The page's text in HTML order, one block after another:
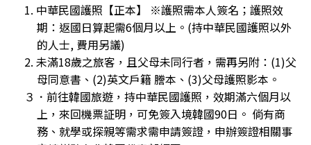
1. 中華民國護照【正本】 ※護照需本人簽名；護照效
期：返國日算起需6個月以上。(持中華民國護照以外
的人士, 費用另議)
2. 未滿18歲之旅客，且父母未同行者，需再另附：(1)父
母同意書、(2)英文戶籍 謄本、(3)父母護照影本。
３．前往韓國旅遊，持中華民國護照，效期滿六個月以
上，來回機票証明，可免簽入境韓國90日。 倘有商
務、就學或探親等需求需申請簽證，申辦簽證相關事